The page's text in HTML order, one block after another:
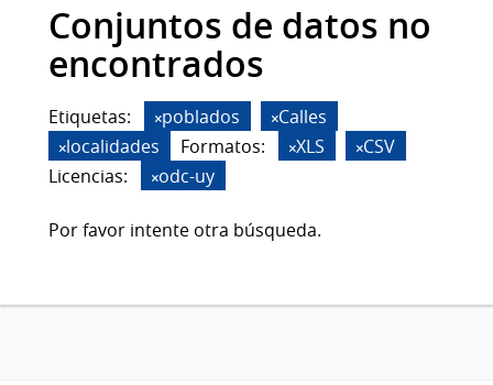
Conjuntos de datos no
encontrados
Etiquetas: poblados
Calles
localidades
Formatos: XLS
CSV
Licencias:
odc-uy
Por favor intente otra búsqueda.